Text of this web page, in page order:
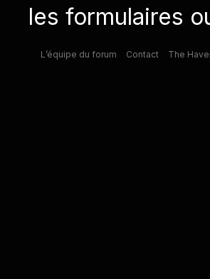
les formulaires
L’équipe du forum Contact The